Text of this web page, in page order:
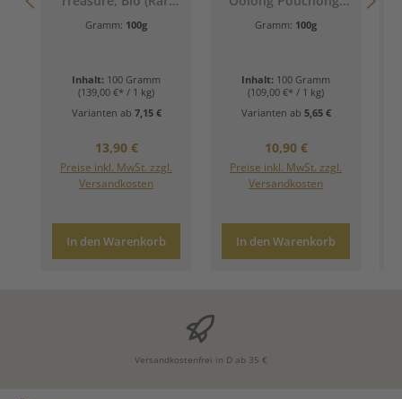
Gramm: 100g
Inhalt: 100 Gramm
(139,00 €* / 1 kg)
Varianten ab 7,15 €
Regulärer Preis:
13,90 €
Preise inkl. MwSt. zzgl.
Versandkosten
In den Warenkorb
Warm. Elegant.)
Gramm: 100g
Inhalt: 100 Gramm
(109,00 €* / 1 kg)
Varianten ab 5,65 €
Regulärer Preis:
10,90 €
Preise inkl. MwSt. zzgl.
Versandkosten
In den Warenkorb
Versandkostenfrei in D ab 35 €